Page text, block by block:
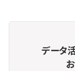
データ